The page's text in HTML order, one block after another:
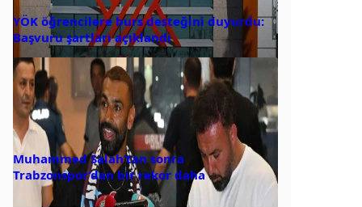
YÖK öğrencilere burs desteğini duyurdu:
Başvuru şartları açıklandı
Muhammed Salah’tan sonra
Trabzonspor’dan bir rekor daha